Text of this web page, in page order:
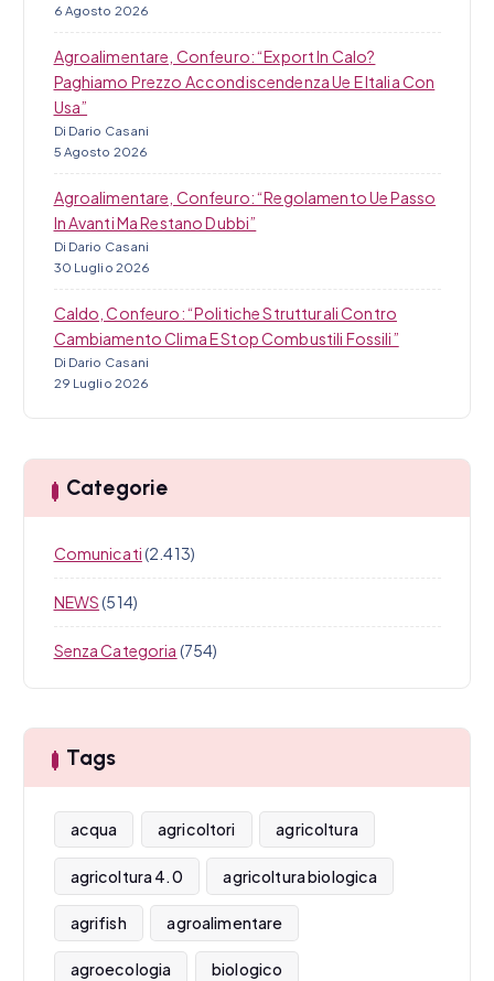
6 Agosto 2026
Agroalimentare, Confeuro: “Export In Calo?
Paghiamo Prezzo Accondiscendenza Ue E Italia Con
Usa”
Di Dario Casani
5 Agosto 2026
Agroalimentare, Confeuro: “Regolamento Ue Passo
In Avanti Ma Restano Dubbi”
Di Dario Casani
30 Luglio 2026
Caldo, Confeuro: “Politiche Strutturali Contro
Cambiamento Clima E Stop Combustili Fossili”
Di Dario Casani
29 Luglio 2026
Categorie
Comunicati(2.413)
NEWS(514)
Senza Categoria (754)
Tags
acqua agricoltori agricoltura
agricoltura 4.0 agricoltura biologica
agrifish agroalimentare
agroecologia biologico